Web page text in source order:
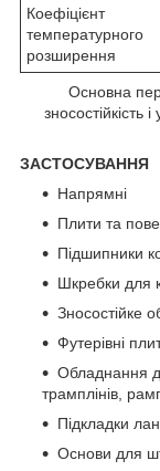
Коефіцієнт
температурного
розширення
Основна
зносостійкість
ЗАСТОСУВАННЯ
Напрямні
Плити та
Підшипники
Шкребки для
Зносостійке
Футерівні
Обладнання
трамплінів,
Підкладки
Основи для